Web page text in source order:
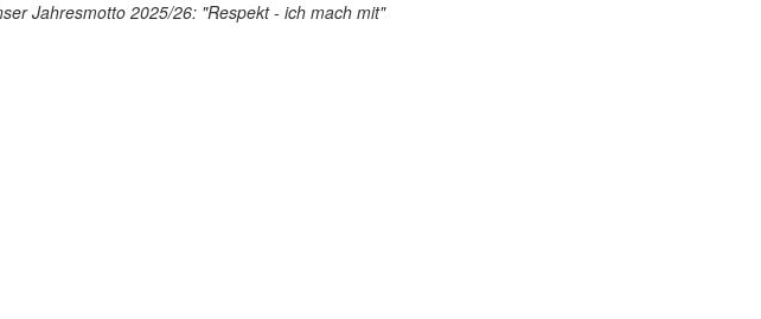
Jahresmotto 2025/26: "Respekt - ich mach mit"